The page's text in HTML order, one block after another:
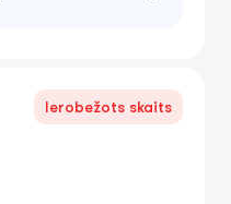
Ierobežots skaits